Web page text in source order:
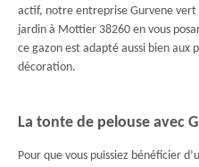
actif, notre entreprise Gurvene
jardin à Mottier 38260 en vous
ce gazon est adapté aussi bien aux
décoration.
La tonte de pelouse avec
Pour que vous puissiez bénéficier